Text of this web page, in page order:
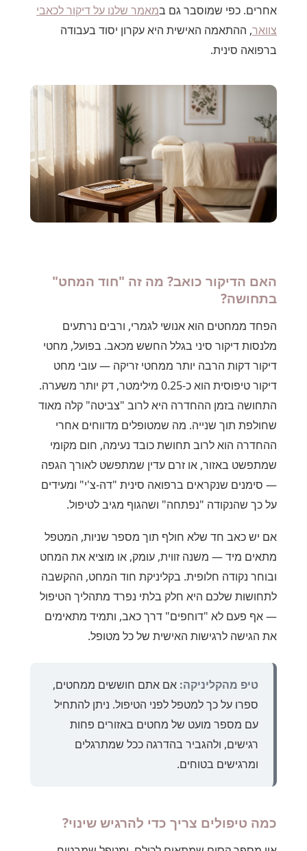
אחרים. כפי שמוסבר גם במאמר שלנו על דיקור לכאבי
צוואר, ההתאמה האישית היא עקרון יסוד בעבודה
ברפואה סינית.
האם הדיקור כואב? מה זה "חוד המחט"
בתחושה?
הפחד ממחטים הוא אנושי לגמרי, ורבים נרתעים
מלנסות דיקור סיני בגלל החשש מכאב. בפועל, מחטי
דיקור דקות הרבה יותר ממחטי זריקה — עובי מחט
דיקור טיפוסית הוא כ-0.25 מילימטר, דק יותר משערה.
התחושה בזמן ההחדרה היא לרוב "צביטה" קלה מאוד
שחולפת תוך שנייה. מה שמטופלים מדווחים אחרי
ההחדרה הוא לרוב תחושת כובד נעימה, חום מקומי
שמתפשט באזור, או זרם עדין שמתפשט לאורך הגפה
— סימנים שנקראים ברפואה סינית "דה-צ'י" ומעידים
על כך שהנקודה "נפתחה" ושהגוף מגיב לטיפול.
אם יש כאב חד שלא חולף תוך מספר שניות, המטפל
מתאים מיד — משנה זווית, עומק, או מוציא את המחט
ובוחר נקודה חלופית. בקליניקת חוד המחט, ההקשבה
לתחושות שלכם היא חלק בלתי נפרד מתהליך הטיפול
— אף פעם לא "דוחפים" דרך כאב, ותמיד מתאימים
את הגישה לרגישות האישית של כל מטופל.
טיפ מהקליניקה: אם אתם חוששים ממחטים,
ספרו על כך למטפל לפני הטיפול. ניתן להתחיל
עם מספר מועט של מחטים באזורים פחות
רגישים, ולהגביר בהדרגה ככל שמתרגלים
ומרגישים בטוחים.
כמה טיפולים צריך כדי להרגיש שינוי?